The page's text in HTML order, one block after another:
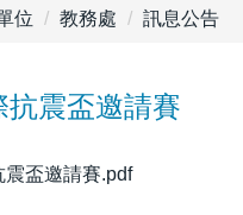
位 教務處 訊息公告
抗震盃邀請賽
震盃邀請賽.pdf